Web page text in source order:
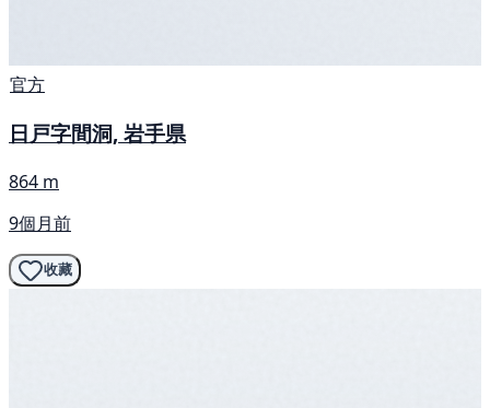
官方
日戸字間洞, 岩手県
864 m
9個月前
收藏